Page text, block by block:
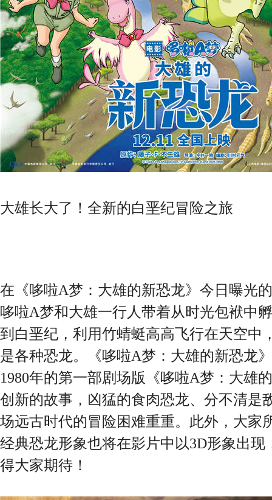
大雄长大了！全新的白垩纪冒险之旅
在《哆啦A梦：大雄的新恐龙》今日曝光
哆啦A梦和大雄一行人带着从时光包袱中
到白垩纪，利用竹蜻蜓高高飞行在天空中
是各种恐龙。《哆啦A梦：大雄的新恐龙
1980年的第一部剧场版《哆啦A梦：大雄
创新的故事，凶猛的食肉恐龙、分不清是
场远古时代的冒险困难重重。此外，大家
经典恐龙形象也将在影片中以3D形象出现
得大家期待！